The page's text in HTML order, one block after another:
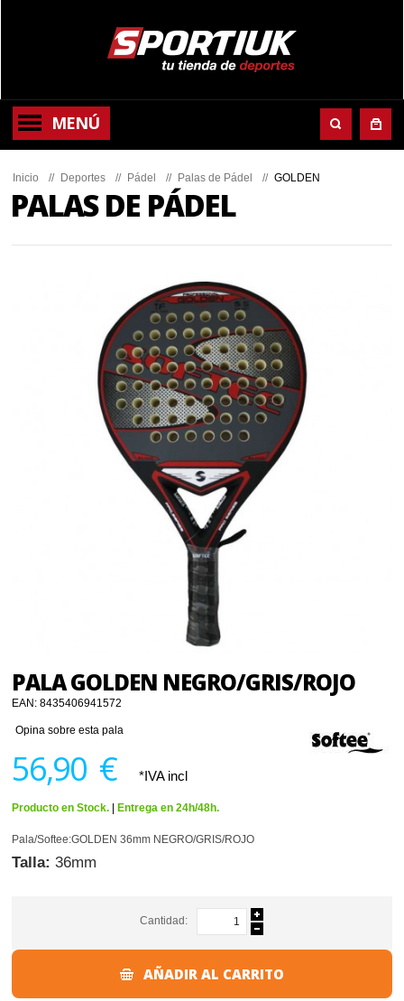
MENÚ
Inicio // Deportes // Pádel // Palas de Pádel // GOLDEN
PALAS DE PÁDEL
PALA GOLDEN NEGRO/GRIS/ROJO
EAN:8435406941572
Opina sobre esta pala
56,90 € *IVA incl
Producto en Stock. Entrega en 24h/48h.
Pala/Softee:GOLDEN 36mm NEGRO/GRIS/ROJO
Talla: 36mm
Cantidad:
AÑADIR AL CARRITO